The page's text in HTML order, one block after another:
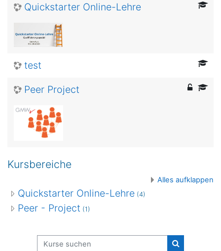
Quickstarter Online-Lehre
test
Peer Project
Kursbereiche
Alles aufklappen
Quickstarter Online-Lehre (4)
Peer - Project (1)
Kurse suchen